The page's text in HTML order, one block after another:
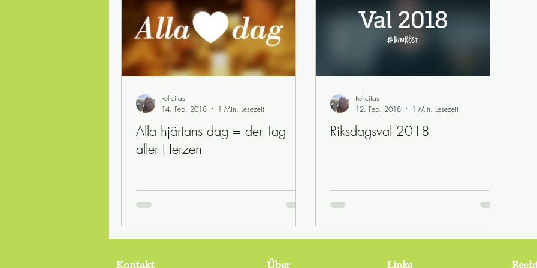
Alla hjärtans dag = der Tag
aller Herzen
Felicitas
14. Feb. 2018
1 Min. Lesezeit
Riksdagsval 2018
Felicitas
12. Feb. 2018
1 Min. Lesezeit